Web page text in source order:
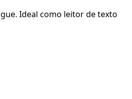
Ideal como leitor de texto